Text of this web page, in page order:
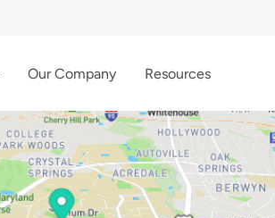
Our Company Resources